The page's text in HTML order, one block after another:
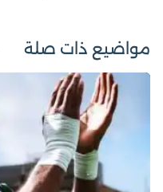
مواضيع ذات صلة